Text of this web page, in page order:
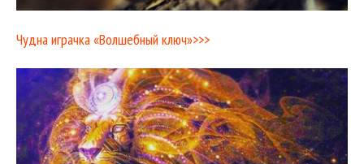
Чудна играчка «Волшебный ключ»>>>